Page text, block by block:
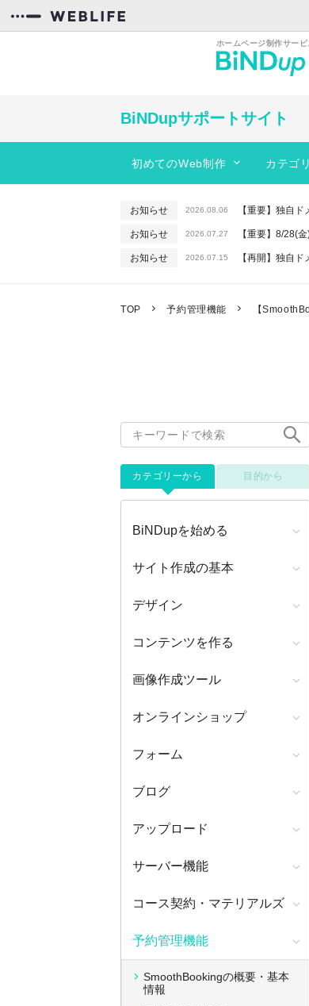
初めてのWeb制作 カテゴ
BiNDupサポートサイト
お知らせ 2026.08.06 【重要】独自
お知らせ 2026.07.27 【重要】8/28(
お知らせ 2026.07.15 【再開】独自
TOP 予約管理機能 【
カテゴリーから 目的から
BiNDupを始める
サイト作成の基本
デザイン
コンテンツを作る
画像作成ツール
オンラインショップ
フォーム
ブログ
アップロード
サーバー機能
コース契約・マテリアルズ
予約管理機能
SmoothBookingの概要・基本
情報